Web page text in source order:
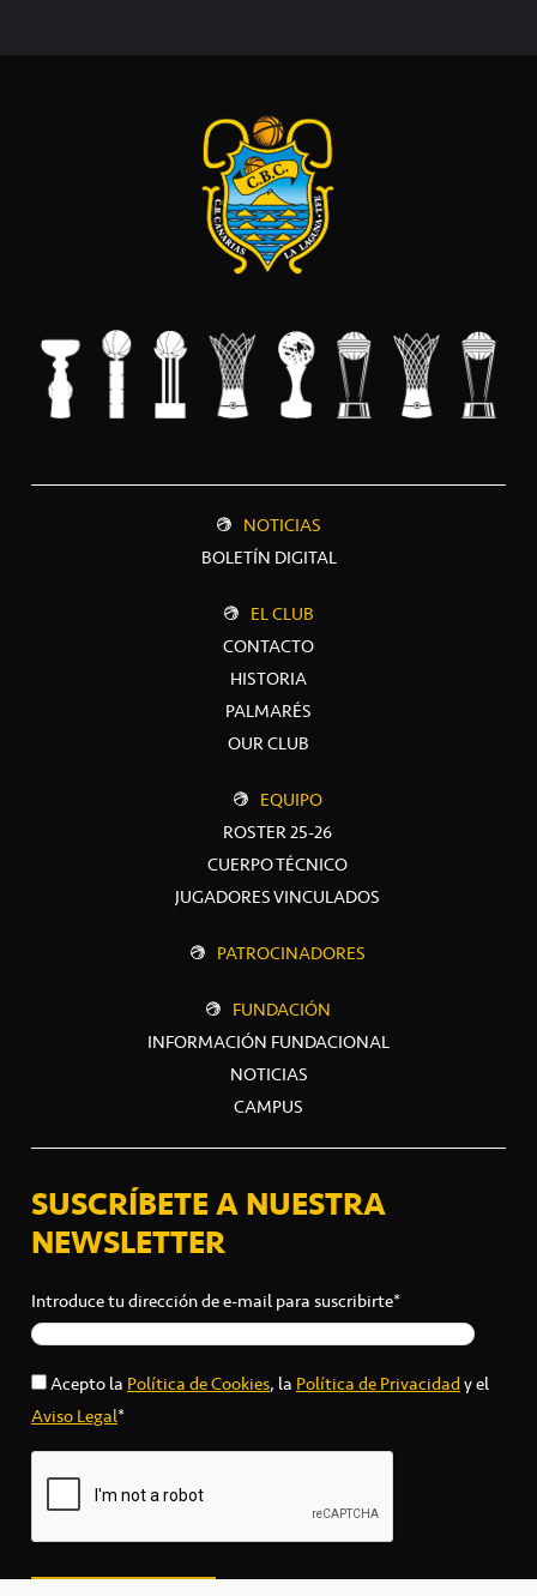
NOTICIAS
BOLETÍN DIGITAL
EL CLUB
CONTACTO
HISTORIA
PALMARÉS
OUR CLUB
EQUIPO
ROSTER 25-26
CUERPO TÉCNICO
JUGADORES VINCULADOS
PATROCINADORES
FUNDACIÓN
INFORMACIÓN FUNDACIONAL
NOTICIAS
CAMPUS
SUSCRÍBETE A NUESTRA
NEWSLETTER
Introduce tu dirección de e-mail para suscribirte*
Acepto laPolítica de Cookies, laPolítica de Privacidady el
Aviso Legal*